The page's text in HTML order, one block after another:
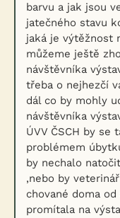
barvu a jak jsou
jatečného stavu
jaká je výtěžnost
můžeme ještě
návštěvníka
třeba o nejhezčí
dál co by mohly
návštěvníka
ÚVV ČSCH by se
problémem
by nechalo
,nebo by
chované doma
promítala na